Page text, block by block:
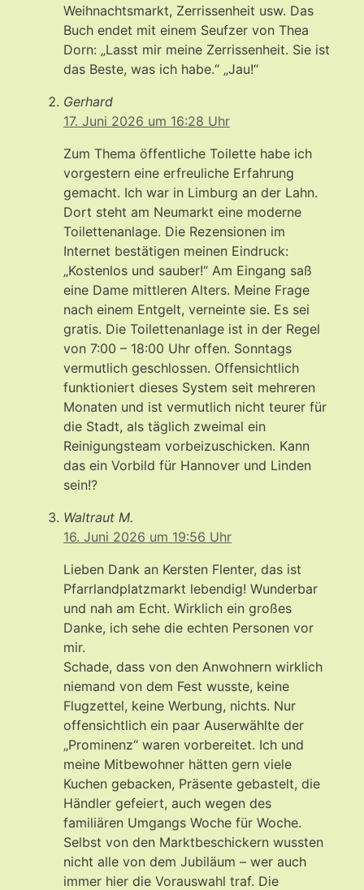
Weihnachtsmarkt, Zerrissenheit usw. Das
Buch endet mit einem Seufzer von Thea
Dorn: „Lasst mir meine Zerrissenheit. Sie ist
das Beste, was ich habe.“ „Jau!“
Gerhard
17. Juni 2026 um 16:28 Uhr
Zum Thema öffentliche Toilette habe ich
vorgestern eine erfreuliche Erfahrung
gemacht. Ich war in Limburg an der Lahn.
Dort steht am Neumarkt eine moderne
Toilettenanlage. Die Rezensionen im
Internet bestätigen meinen Eindruck:
„Kostenlos und sauber!“ Am Eingang saß
eine Dame mittleren Alters. Meine Frage
nach einem Entgelt, verneinte sie. Es sei
gratis. Die Toilettenanlage ist in der Regel
von 7:00 – 18:00 Uhr offen. Sonntags
vermutlich geschlossen. Offensichtlich
funktioniert dieses System seit mehreren
Monaten und ist vermutlich nicht teurer für
die Stadt, als täglich zweimal ein
Reinigungsteam vorbeizuschicken. Kann
das ein Vorbild für Hannover und Linden
sein!?
Waltraut M.
16. Juni 2026 um 19:56 Uhr
Lieben Dank an Kersten Flenter, das ist
Pfarrlandplatzmarkt lebendig! Wunderbar
und nah am Echt. Wirklich ein großes
Danke, ich sehe die echten Personen vor
mir.
Schade, dass von den Anwohnern wirklich
niemand von dem Fest wusste, keine
Flugzettel, keine Werbung, nichts. Nur
offensichtlich ein paar Auserwählte der
„Prominenz“ waren vorbereitet. Ich und
meine Mitbewohner hätten gern viele
Kuchen gebacken, Präsente gebastelt, die
Händler gefeiert, auch wegen des
familiären Umgangs Woche für Woche.
Selbst von den Marktbeschickern wussten
nicht alle von dem Jubiläum – wer auch
immer hier die Vorauswahl traf. Die